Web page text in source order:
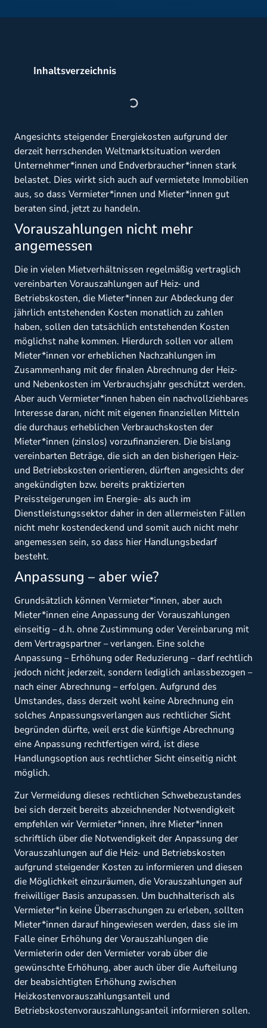
Inhaltsverzeichnis
Angesichts steigender Energiekosten aufgrund der
derzeit herrschenden Weltmarktsituation werden
Unternehmer*innen und Endverbraucher*innen stark
belastet. Dies wirkt sich auch auf vermietete Immobilien
aus, so dass Vermieter*innen und Mieter*innen gut
beraten sind, jetzt zu handeln.
Vorauszahlungen nicht mehr
angemessen
Die in vielen Mietverhältnissen regelmäßig vertraglich
vereinbarten Vorauszahlungen auf Heiz- und
Betriebskosten, die Mieter*innen zur Abdeckung der
jährlich entstehenden Kosten monatlich zu zahlen
haben, sollen den tatsächlich entstehenden Kosten
möglichst nahe kommen. Hierdurch sollen vor allem
Mieter*innen vor erheblichen Nachzahlungen im
Zusammenhang mit der finalen Abrechnung der Heiz-
und Nebenkosten im Verbrauchsjahr geschützt werden.
Aber auch Vermieter*innen haben ein nachvollziehbares
Interesse daran, nicht mit eigenen finanziellen Mitteln
die durchaus erheblichen Verbrauchskosten der
Mieter*innen (zinslos) vorzufinanzieren. Die bislang
vereinbarten Beträge, die sich an den bisherigen Heiz-
und Betriebskosten orientieren, dürften angesichts der
angekündigten bzw. bereits praktizierten
Preissteigerungen im Energie- als auch im
Dienstleistungssektor daher in den allermeisten Fällen
nicht mehr kostendeckend und somit auch nicht mehr
angemessen sein, so dass hier Handlungsbedarf
besteht.
Anpassung – aber wie?
Grundsätzlich können Vermieter*innen, aber auch
Mieter*innen eine Anpassung der Vorauszahlungen
einseitig – d.h. ohne Zustimmung oder Vereinbarung mit
dem Vertragspartner – verlangen. Eine solche
Anpassung – Erhöhung oder Reduzierung – darf rechtlich
jedoch nicht jederzeit, sondern lediglich anlassbezogen –
nach einer Abrechnung – erfolgen. Aufgrund des
Umstandes, dass derzeit wohl keine Abrechnung ein
solches Anpassungsverlangen aus rechtlicher Sicht
begründen dürfte, weil erst die künftige Abrechnung
eine Anpassung rechtfertigen wird, ist diese
Handlungsoption aus rechtlicher Sicht einseitig nicht
möglich.
Zur Vermeidung dieses rechtlichen Schwebezustandes
bei sich derzeit bereits abzeichnender Notwendigkeit
empfehlen wir Vermieter*innen, ihre Mieter*innen
schriftlich über die Notwendigkeit der Anpassung der
Vorauszahlungen auf die Heiz- und Betriebskosten
aufgrund steigender Kosten zu informieren und diesen
die Möglichkeit einzuräumen, die Vorauszahlungen auf
freiwilliger Basis anzupassen. Um buchhalterisch als
Vermieter*in keine Überraschungen zu erleben, sollten
Mieter*innen darauf hingewiesen werden, dass sie im
Falle einer Erhöhung der Vorauszahlungen die
Vermieterin oder den Vermieter vorab über die
gewünschte Erhöhung, aber auch über die Aufteilung
der beabsichtigten Erhöhung zwischen
Heizkostenvorauszahlungsanteil und
Betriebskostenvorauszahlungsanteil informieren sollen.